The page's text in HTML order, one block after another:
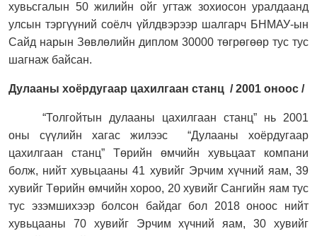
хувьсгалын 50 жилийн ойг угтаж зохиосон уралдаанд
улсын тэргүүний соёлч үйлдвэрээр шалгарч БНМАУ-ын
Сайд нарын Зөвлөлийн диплом 30000 төгрөгөөр тус тус
шагнаж байсан.
Дулааны хоёрдугаар цахилгаан станц / 2001 оноос /
“Толгойтын дулааны цахилгаан станц” нь 2001
оны сүүлийн хагас жилээс
“Дулааны хоёрдугаар
цахилгаан станц” Төрийн өмчийн хувьцаат компани
болж, нийт хувьцааны 41 хувийг Эрчим хүчний яам, 39
хувийг Төрийн өмчийн хороо, 20 хувийг Сангийн яам тус
тус эзэмшихээр болсон байдаг бол 2018 оноос нийт
хувьцааны 70 хувийг Эрчим хүчний яам, 30 хувийг